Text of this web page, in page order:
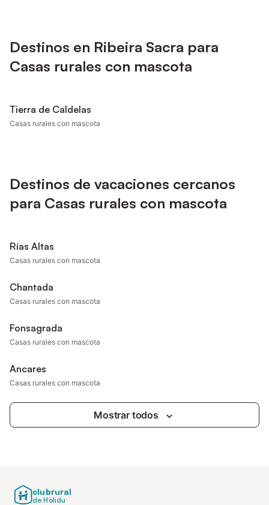
Destinos en Ribeira Sacra para
Casas rurales con mascota
Tierra de Caldelas
Casas rurales con mascota
Destinos de vacaciones cercanos
para Casas rurales con mascota
Rías Altas
Casas rurales con mascota
Chantada
Casas rurales con mascota
Fonsagrada
Casas rurales con mascota
Ancares
Casas rurales con mascota
Mostrar todos
clubrural
de Holidu